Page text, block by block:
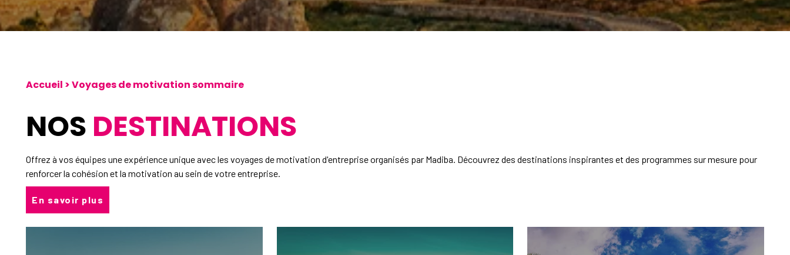
Accueil >Voyages de motivation sommaire
NOS DESTINATIONS
Offrez à vos équipes une expérience unique avec les voyages de motivation d'entreprise organisés par Madiba. Découvrez des destinations inspirantes et des programmes sur mesure pour
renforcer la cohésion et la motivation au sein de votre entreprise.
En savoir plus